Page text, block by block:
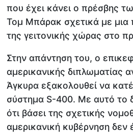
που έχει κάνει ο πρέσβης
Τομ Μπάρακ σχετικά με μια
της γειτονικής χώρας στο
Στην απάντηση του, ο
αμερικανικής διπλωματίας
Άγκυρα εξακολουθεί να
σύστημα S-400. Με αυτό το
ότι βάσει της σχετικής
αμερικανική κυβέρνηση δεν